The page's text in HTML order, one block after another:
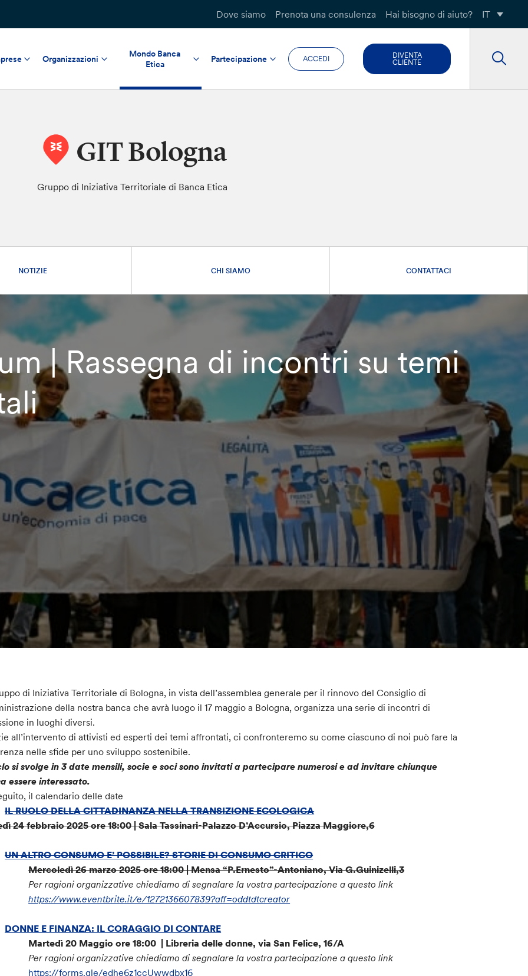
Dove siamo Prenota una consulenza Hai bisogno di aiuto? IT
Organizzazioni
Mondo Banca
Etica
Partecipazione ACCEDI
DIVENTA
CLIENTE
GIT Bologna
Gruppo di Iniziativa Territoriale di Banca Etica
NOTIZIE CHI SIAMO CONTATTACI
| Rassegna di incontri su temi
di Iniziativa Territoriale di Bologna, in vista dell’assemblea generale per il rinnovo del Consiglio di
della nostra banca che avrà luogo il 17 maggio a Bologna, organizza una serie di incontri di
in luoghi diversi.
all’intervento di attivisti ed esperti dei temi affrontati, ci confronteremo su come ciascuno di noi può fare la
nelle sfide per uno sviluppo sostenibile.
si svolge in 3 date mensili, socie e soci sono invitati a partecipare numerosi e ad invitare chiunque
essere interessato.
il calendario delle date
IL RUOLO DELLA CITTADINANZA NELLA TRANSIZIONE ECOLOGICA
24 febbraio 2025 ore 18:00 | Sala Tassinari-Palazzo D’Accursio, Piazza Maggiore,6
UN ALTRO CONSUMO E’ POSSIBILE? STORIE DI CONSUMO CRITICO
Mercoledì 26 marzo 2025 ore 18:00 | Mensa “P.Ernesto”-Antoniano, Via G.Guinizelli,3
Per ragioni organizzative chiediamo di segnalare la vostra partecipazione a questo link
https://www.eventbrite.it/e/1272136607839?aff=oddtdtcreator
DONNE E FINANZA: IL CORAGGIO DI CONTARE
Martedì 20 Maggio ore 18:00 | Libreria delle donne, via San Felice, 16/A
Per ragioni organizzative chiediamo di segnalare la vostra partecipazione a questo link
https://forms.gle/edhe6z1ccUwwdbx16